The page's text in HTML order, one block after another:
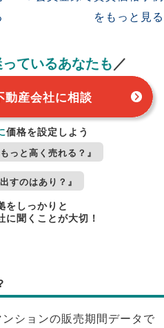
をもっと見る
っているあなたも／
動産会社に相談
価格を設定しよう
っと高く売れる？』
すのはあり？』
をしっかりと
に聞くことが大切！
ションの販売期間データで